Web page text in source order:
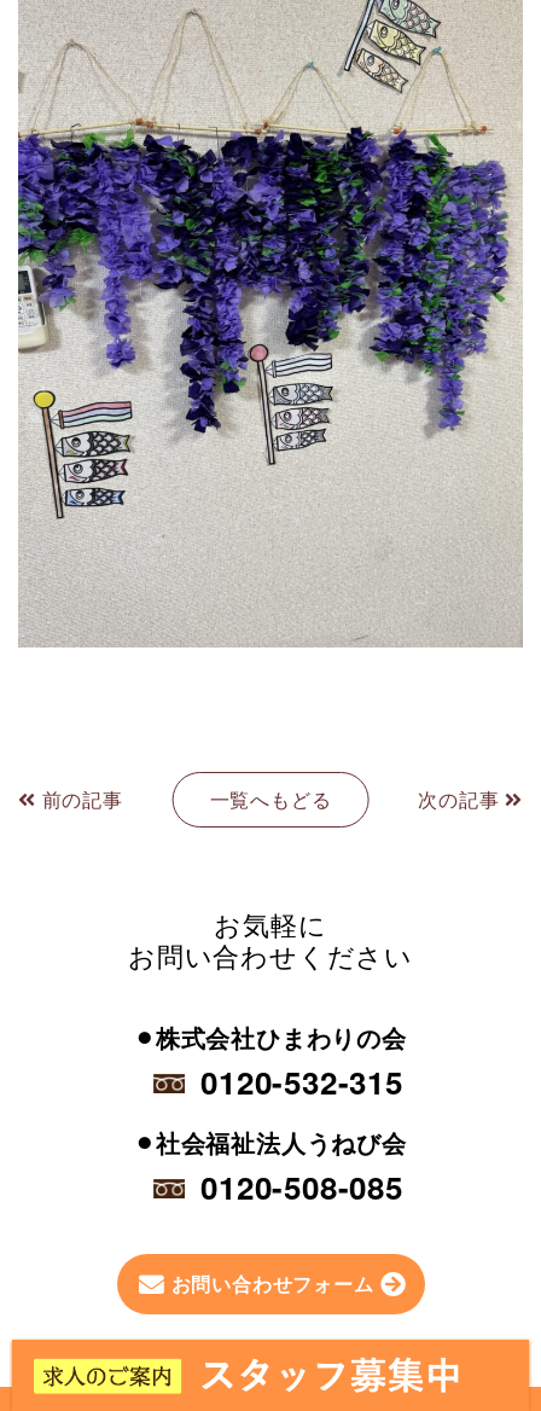
前の記事 一覧へもどる 次の記事
お気軽に
お問い合わせください
⚫︎株式会社ひまわりの会
0120-532-315
⚫︎社会福祉法人うねび会
0120-508-085
お問い合わせフォーム
Page Top